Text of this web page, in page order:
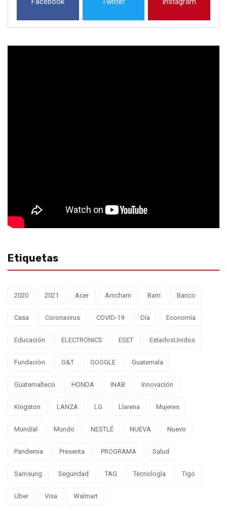
Etiquetas
2020 2021 Acer Amcham Bam Banco
Casa Coronavirus COVID-19 Día Economía
Educación ELECTRONICS ESET EstadosUnidos
Fundación G&T GOOGLE Guatemala
Guatemalteco HONDA INAB Innovación
Kingston LANZA LG Llarena Mujeres
Mundial Mundo NESTLÉ NUEVA Nuevo
Pandemia Presenta PROGRAMA Salud
Samsung Seguridad TAG Tecnología Tigo
Uber Visa Walmart